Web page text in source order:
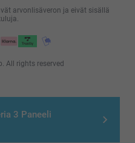
3 Paneeli
All rights reserved
arvonlisäveron ja eivät sisällä